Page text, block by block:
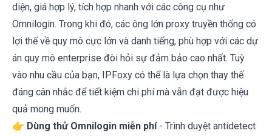
diện, giá hợp lý, tích hợp nhanh với các công cụ như
Omnilogin. Trong khi đó, các ông lớn proxy truyền thống có
lợi thế về quy mô cực lớn và danh tiếng, phù hợp với các dự
án quy mô enterprise đòi hỏi sự đảm bảo cao nhất. Tuỳ
vào nhu cầu của bạn, IPFoxy có thể là lựa chọn thay thế
đáng cân nhắc để tiết kiệm chi phí mà vẫn đạt được hiệu
quả mong muốn.
👉 Dùng thử Omnilogin miễn phí- Trình duyệt antidetect